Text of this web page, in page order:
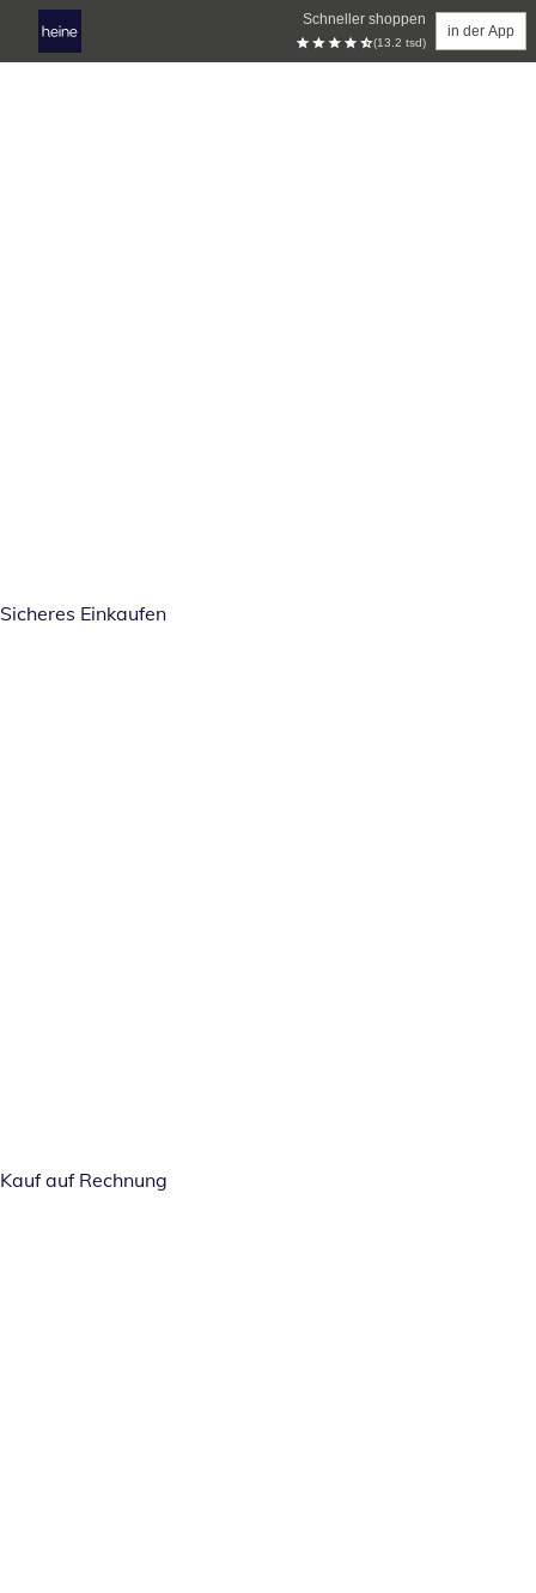
Schneller shoppen
(13.2 tsd)
in der App
Sicheres Einkaufen
Kauf auf Rechnung